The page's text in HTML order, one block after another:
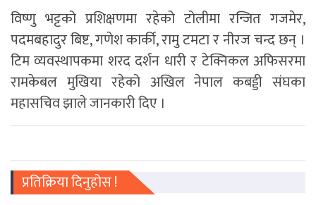
विष्णु भट्टको प्रशिक्षणमा रहेको टोलीमा रन्जित गजमेर,
पदमबहादुर बिष्ट, गणेश कार्की, रामु टमटा र नीरज चन्द छन् ।
टिम व्यवस्थापकमा शरद दर्शन धारी र टेक्निकल अफिसरमा
रामकेबल मुखिया रहेको अखिल नेपाल कबड्डी संघका
महासचिव झाले जानकारी दिए ।
प्रतिक्रिया दिनुहोस !